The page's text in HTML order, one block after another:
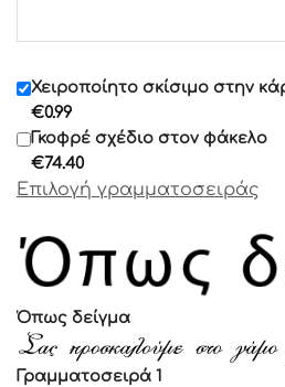
Επιλογή γραμματοσειράς
Όπως δείγμα
Γραμματοσειρά 1
Χειροποίητο σκίσιμο στην
€0.99
Γκοφρέ σχέδιο στον φάκελο
€74.40